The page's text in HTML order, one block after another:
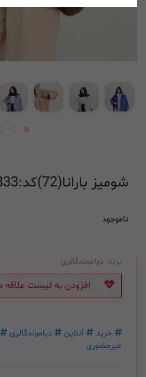
شومیز بارانا(72)کد:5833
ناموجود
برند: دیاموندگالری
افزودن به لیست علاقه
خرید آنلاین دیاموندگالری
غیرحضوری